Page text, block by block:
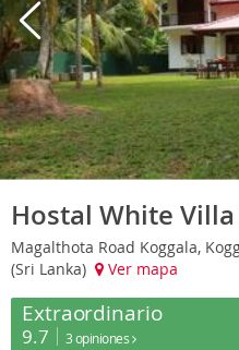
Hostal White Villa
Magalthota Road Koggala,
(Sri Lanka)
Ver mapa
Extraordinario
9.7 3 opiniones